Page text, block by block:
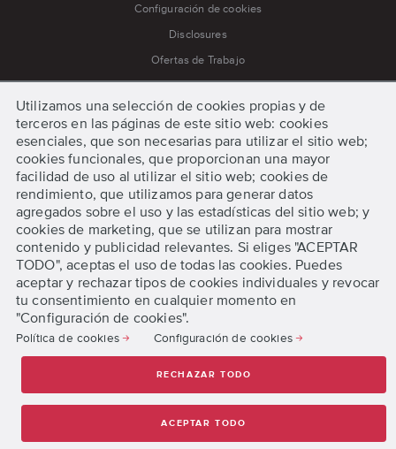
Configuración de cookies
Disclosures
Ofertas de Trabajo
Política de cookies
Política de privacidad
Prensa
Procedimiento para Quejas y Apelaciones
Procedimientos de Emergencia
Términos y condiciones
Comenzar
Solicita información
Preinscríbete Online
Utilizamos una selección de cookies propias y de
terceros en las páginas de este sitio web: cookies
esenciales, que son necesarias para utilizar el sitio web;
cookies funcionales, que proporcionan una mayor
facilidad de uso al utilizar el sitio web; cookies de
rendimiento, que utilizamos para generar datos
agregados sobre el uso y las estadísticas del sitio web; y
cookies de marketing, que se utilizan para mostrar
contenido y publicidad relevantes. Si eliges "ACEPTAR
TODO", aceptas el uso de todas las cookies. Puedes
aceptar y rechazar tipos de cookies individuales y revocar
tu consentimiento en cualquier momento en
"Configuración de cookies".
Política de cookies Configuración de cookies
RECHAZAR TODO
ACEPTAR TODO